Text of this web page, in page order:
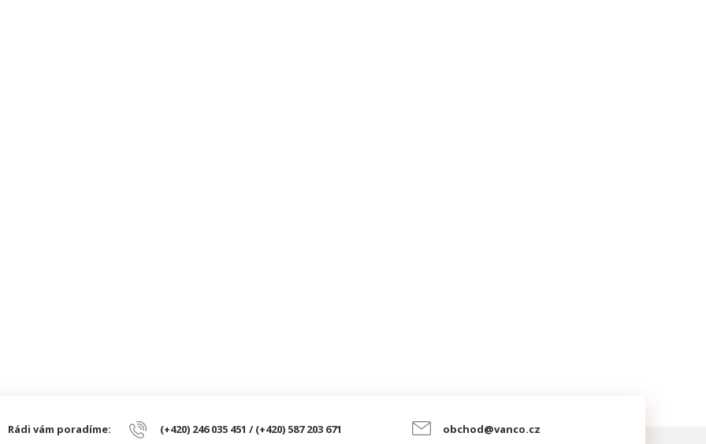
Rádi vám poradíme: (+420) 246 035 451 / (+420) 587 203 671 obchod@vanco.cz